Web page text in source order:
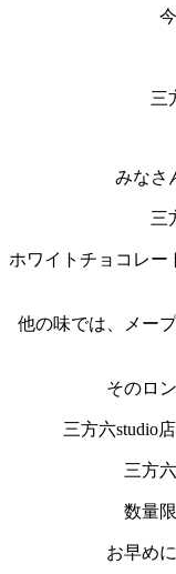
三
みなさ
三
ホワイトチョコレー
他の味では、メー
そのロ
三方六studio
三方
数量
お早め